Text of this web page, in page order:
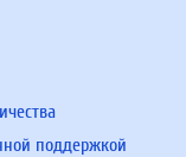
поддержкой